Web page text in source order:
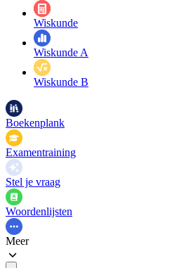
Wiskunde
Wiskunde A
Wiskunde B
Boekenplank
Examentraining
Stel je vraag
Woordenlijsten
Meer